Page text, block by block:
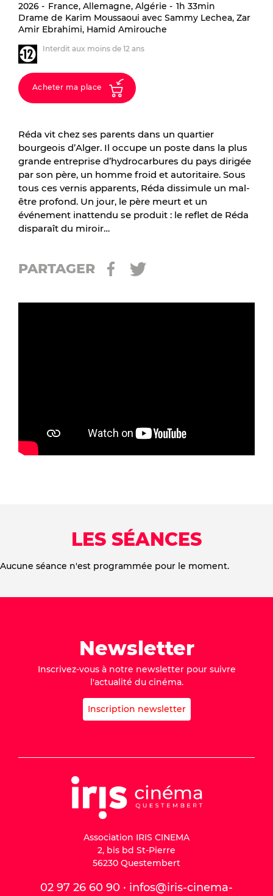
2026 France, Allemagne, Algérie
1h 33min
Drame de Karim Moussaoui avec Sammy Lechea, Zar
Amir Ebrahimi, Hamid Amirouche
Interdit aux moins de 12 ans
Acheter ma place
Réda vit chez ses parents dans un quartier
bourgeois d’Alger. Il occupe un poste dans la plus
grande entreprise d’hydrocarbures du pays dirigée
par son père, un homme froid et autoritaire. Sous
tous ces vernis apparents, Réda dissimule un mal-
être profond. Un jour, le père meurt et un
événement inattendu se produit : le reflet de Réda
disparaît du miroir…
PARTAGER
LES SÉANCES
Aucune séance n'est programmée pour le moment.
Newsletter
Inscrivez-vous à notre newsletter pour suivre
l'actualité du cinéma.
Inscription newsletter
Association IRIS CINEMA
2, bis bd St-Pierre
56230 Questembert
02 97 26 60 90 · infos@iris-cinema-